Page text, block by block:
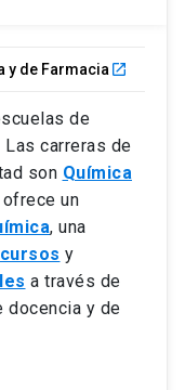
y de Farmacia launch
de
Las carreras de
son Química
un
, una
cursos y
a través de
docencia y de